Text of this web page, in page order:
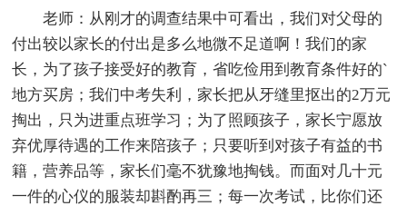
老师：从刚才的调查结果中可看出，我们对父母的
付出较以家长的付出是多么地微不足道啊！我们的家
长，为了孩子接受好的教育，省吃俭用到教育条件好的`
地方买房；我们中考失利，家长把从牙缝里抠出的2万元
掏出，只为进重点班学习；为了照顾孩子，家长宁愿放
弃优厚待遇的工作来陪孩子；只要听到对孩子有益的书
籍，营养品等，家长们毫不犹豫地掏钱。而面对几十元
一件的心仪的服装却斟酌再三；每一次考试，比你们还